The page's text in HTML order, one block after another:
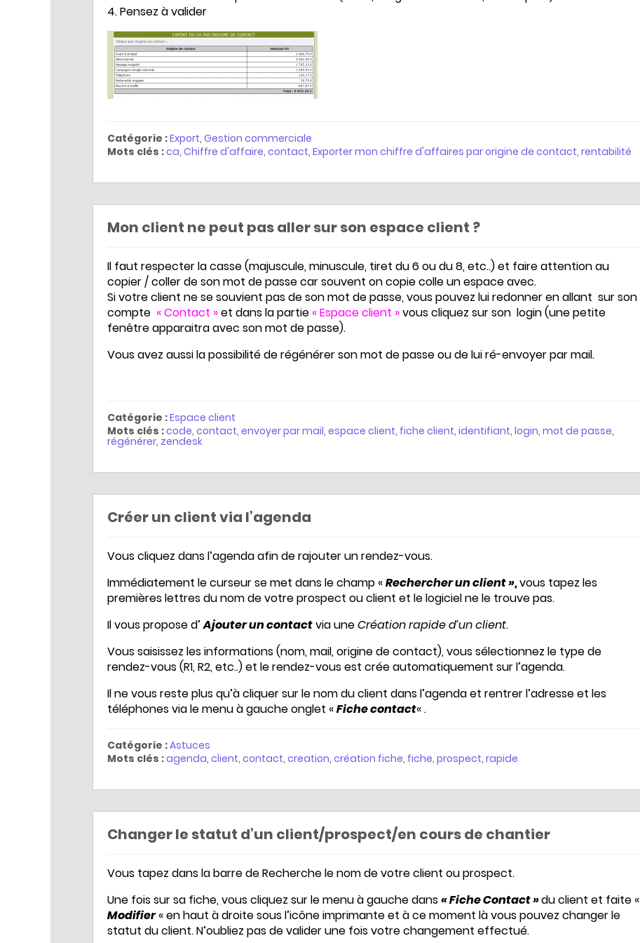
Pensez à valider
Catégorie :Export, Gestion commerciale
Mots clés :ca, Chiffre d'affaire, contact, Exporter mon chiffre d'affaires par origine de contact, rentabilité
Mon client ne peut pas aller sur son espace client ?
Il faut respecter la casse (majuscule, minuscule, tiret du 6 ou du 8, etc..) et faire attention au
copier / coller de son mot de passe car souvent on copie colle un espace avec.
Si votre client ne se souvient pas de son mot de passe, vous pouvez lui redonner en allant sur son
compte « Contact »et dans la partie « Espace client »vous cliquez sur son login (une petite
fenêtre apparaitra avec son mot de passe).
Vous avez aussi la possibilité de régénérer son mot de passe ou de lui ré-envoyer par mail.
Catégorie :Espace client
Mots clés :code, contact, envoyer par mail, espace client, fiche client, identifiant, login, mot de passe,
régénérer, zendesk
Créer un client via l’agenda
Vous cliquez dans l’agenda afin de rajouter un rendez-vous.
Immédiatement le curseur se met dans le champ «Rechercher un client »,vous tapez les
premières lettres du nom de votre prospect ou client et le logiciel ne le trouve pas.
Il vous propose d’Ajouter un contactvia uneCréation rapide d’un client.
Vous saisissez les informations (nom, mail, origine de contact), vous sélectionnez le type de
rendez-vous (R1, R2, etc..) et le rendez-vous est crée automatiquement sur l’agenda.
Il ne vous reste plus qu’à cliquer sur le nom du client dans l’agenda et rentrer l’adresse et les
téléphones via le menu à gauche onglet «Fiche contact« .
Catégorie :Astuces
Mots clés :agenda, client, contact, creation, création fiche, fiche, prospect, rapide
Changer le statut d’un client/prospect/en cours de chantier
Vous tapez dans la barre de Recherche le nom de votre client ou prospect.
Une fois sur sa fiche, vous cliquez sur le menu à gauche dans« Fiche Contact »du client et faite «
Modifier « en haut à droite sous l’icône imprimante et à ce moment là vous pouvez changer le
statut du client. N’oubliez pas de valider une fois votre changement effectué.